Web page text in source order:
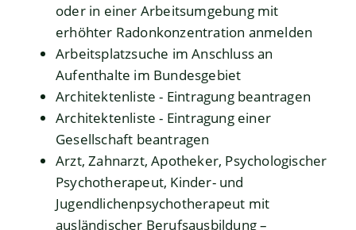
oder in einer Arbeitsumgebung mit
erhöhter Radonkonzentration anmelden
Arbeitsplatzsuche im Anschluss an
Aufenthalte im Bundesgebiet
Architektenliste - Eintragung beantragen
Architektenliste - Eintragung einer
Gesellschaft beantragen
Arzt, Zahnarzt, Apotheker, Psychologischer
Psychotherapeut, Kinder- und
Jugendlichenpsychotherapeut mit
ausländischer Berufsausbildung –